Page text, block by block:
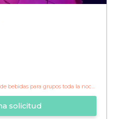
bebidas para grupos toda la noche
solicitud